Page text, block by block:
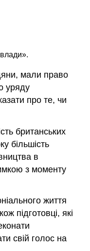
мали право
уряду
про те, чи
британських
більшість
в
з моменту
життя
підготовці, які
свій голос на